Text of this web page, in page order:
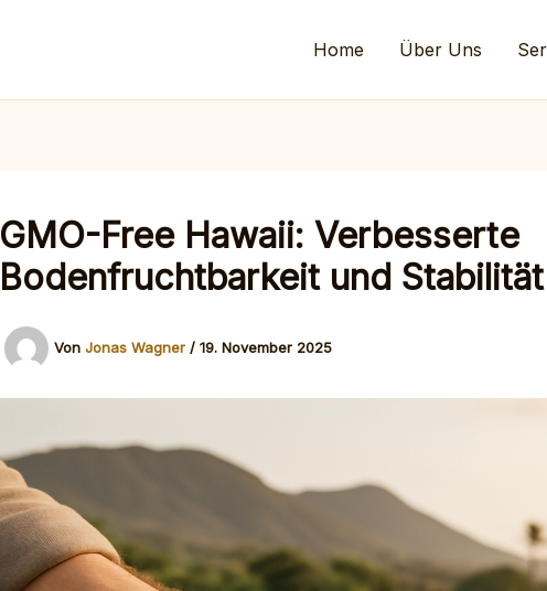
Home Über Uns
GMO-Free Hawaii: Verbesserte
Bodenfruchtbarkeit und Stabilität
Von Jonas Wagner / 19. November 2025